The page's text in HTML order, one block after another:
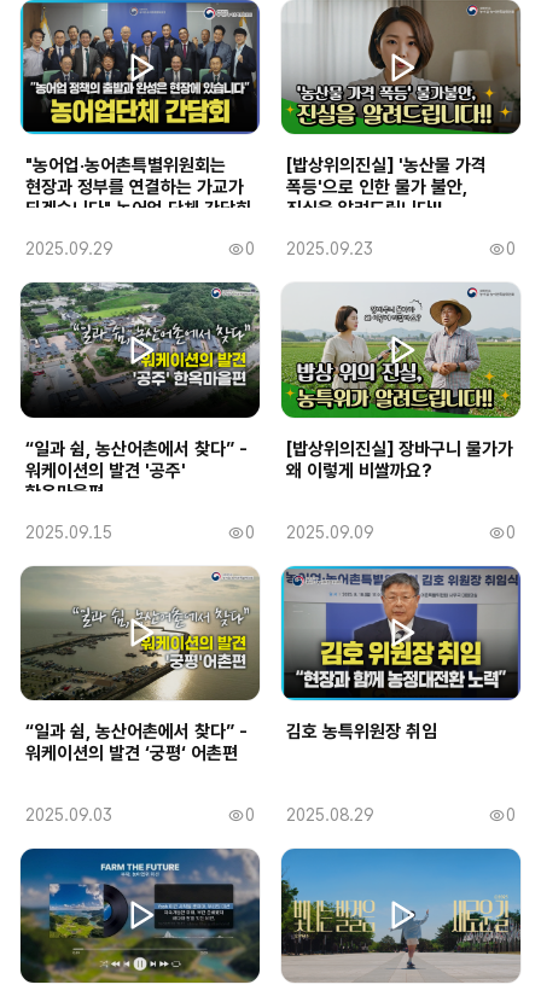
"농어업·농어촌특별위원회는
현장과 정부를 연결하는 가교가
되겠습니다" 농어업 단체 간담회
작
일
2025.09.29
조
회
수
0
[밥상위의진실] '농산물 가격
폭등'으로 인한 물가 불안,
진실을 알려드립니다!!
작
2025.09.23
조
회
0
“일과 쉼, 농산어촌에서 찾다” -
워케이션의 발견 '공주'
한옥마을편
작
2025.09.15
조
회
수
0
[밥상위의진실] 장바구니 물가가
왜 이렇게 비쌀까요?
작
일
2025.09.09
조
회
0
“일과 쉼, 농산어촌에서 찾다” -
워케이션의 발견 ‘궁평‘ 어촌편
작
2025.09.03
조
회
수
0
김호 농특위원장 취임
작
2025.08.29
조
회
0